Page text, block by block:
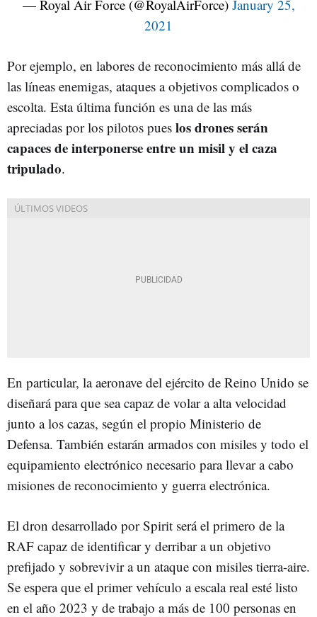
— Royal Air Force (@RoyalAirForce) January 25,
2021
Por ejemplo, en labores de reconocimiento más allá de
las líneas enemigas, ataques a objetivos complicados o
escolta. Esta última función es una de las más
apreciadas por los pilotos pues los drones serán
capaces de interponerse entre un misil y el caza
tripulado.
En particular, la aeronave del ejército de Reino Unido se
diseñará para que sea capaz de volar a alta velocidad
junto a los cazas, según el propio Ministerio de
Defensa. También estarán armados con misiles y todo el
equipamiento electrónico necesario para llevar a cabo
misiones de reconocimiento y guerra electrónica.
El dron desarrollado por Spirit será el primero de la
RAF capaz de identificar y derribar a un objetivo
prefijado y sobrevivir a un ataque con misiles tierra-aire.
Se espera que el primer vehículo a escala real esté listo
en el año 2023 y de trabajo a más de 100 personas en